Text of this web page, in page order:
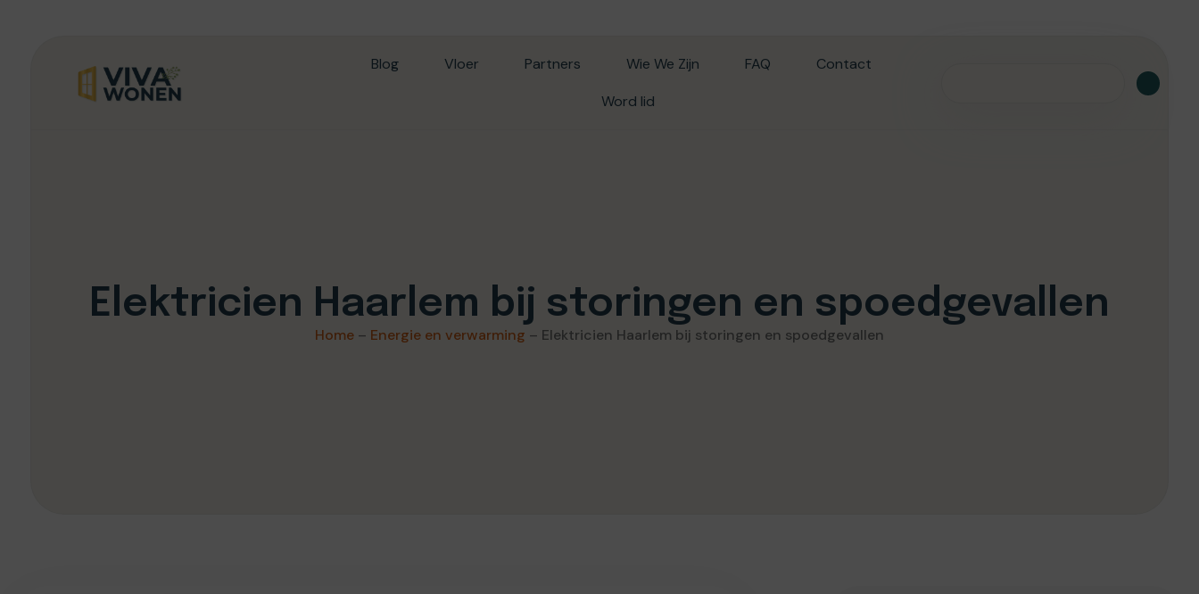
Blog Vloer Partners Wie We Zijn FAQ
Contact
Word lid
Elektricien Haarlem bij storingen en spoedgevallen
Home– Energie en verwarming – Elektricien Haarlem bij storingen en spoedgevallen